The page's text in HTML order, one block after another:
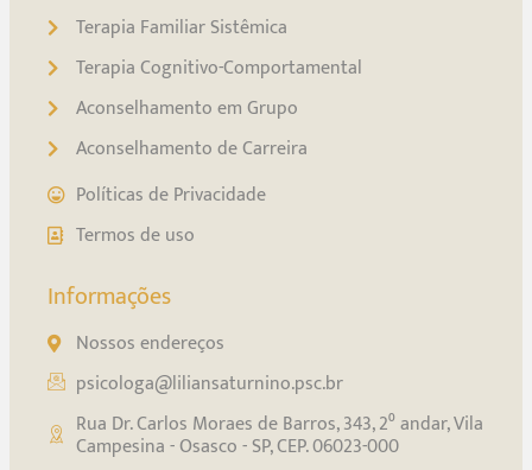
Terapia Familiar Sistêmica
Terapia Cognitivo-Comportamental
Aconselhamento em Grupo
Aconselhamento de Carreira
Políticas de Privacidade
Termos de uso
Informações
Nossos endereços
psicologa@liliansaturnino.psc.br
Rua Dr. Carlos Moraes de Barros, 343, 2⁰ andar, Vila
Campesina - Osasco - SP, CEP. 06023-000